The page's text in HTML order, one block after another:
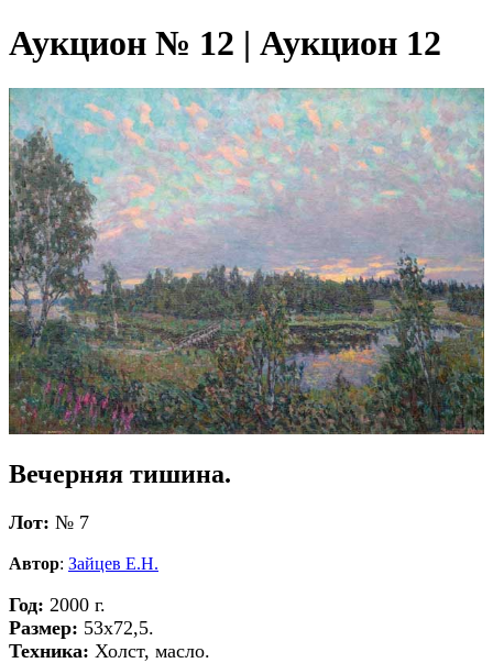
Аукцион № 12 | Аукцион 12
Вечерняя тишина.
Лот: № 7
Автор: Зайцев Е.Н.
Год: 2000 г.
Размер: 53х72,5.
Техника: Холст, масло.